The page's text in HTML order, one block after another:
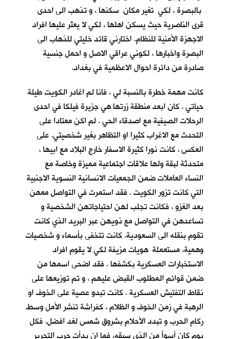
بالبصرة ، لكي تغير مكان سكنها ، و تذهب الى احدى
قرى الناصرية حيث يسكن اهلها ، لكي لا يعثر عليها افراد
الاجهزة الأمنية للنظام. اختارني قائد خليتي للذهاب الى
البصرة واخبارها ، لكوني عراقي الاصل و احمل جنسية
صادرة من دائرة احوال الاعظمية في بغداد.
كانت مهمة خطرة بالنسبة لي ، فانا لم اغادر الكويت طيلة
حياتي . كان ابعد منطقة زرتها هي جزيرة فيلكا في احدى
الرحلات الصيفية مع اصدقاء الحي . لم اكن معتادا على
التحدث مع الاغراب كثيرا او التظاهر بغير شخصيتي. على
العكس ، كانت نورا كثيرة الاسفار خارج البلاد مع ابيها ،
متحدثة لبقة ولها علاقات اجتماعية مميزة وخاصة مع
النساء العاملات ضمن الجمعيات الانسانية النسوية الاجنبية
التي كانت تزور الكويت . فقد استمرت في التواصل معهن
بعد الغزو ، فكانت تجلب لهن احتياجاتهن الشخصية و
تساعدهن في التواصل مع ذويهن عبر البريد الذي كانت
تقوم بنقله الى السعودية. كانت تتخفى بأسماء و شخصيات
وهمية، مستعملة هويات مزيفة لكي لا يقوم افراد
الاستخبارات العسكرية بكشفها . فقد اضحى اسمها من
ضمن قوائم المطلوب القبض عليهم ، و تم توزيعها على
نقاط التفتيش العسكرية . كانت تبدو عصية على الخوف او
الرهبة في زمن الخوف و الظلام ، كفراشة تنشر الأمل وسط
ركام الحرب و تبدد الأحلام بشروق شمس لغد افضل. فكل
يوم كان أسوأَ من الذي سبقه، فما ان بدأت حرب التحرير